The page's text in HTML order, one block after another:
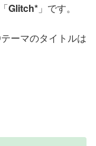
Glitch* 」です。
ーマのタイトルは